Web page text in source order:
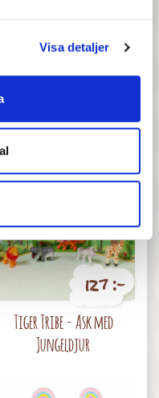
Visa detaljer
Strykmärke Flying Pony
127 :-
Tiger Tribe - Ask med
Jungeldjur